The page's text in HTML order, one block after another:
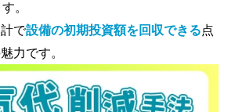
。
で設備の初期投資額を回収できる点
力です。